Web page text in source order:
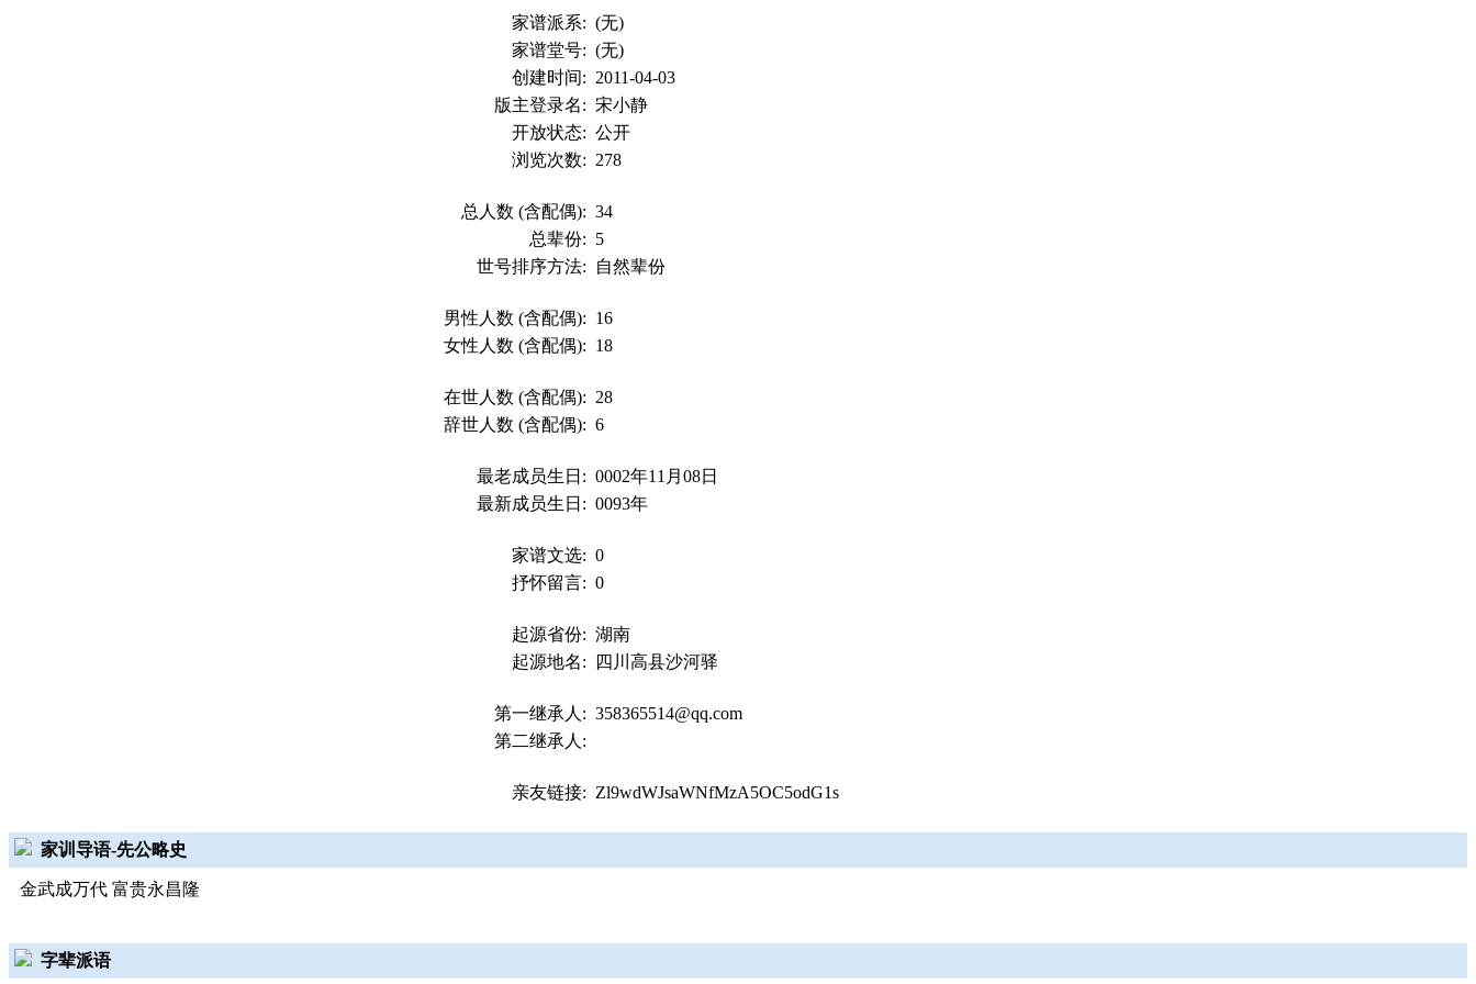
家谱派系: (无)
家谱堂号: (无)
创建时间: 2011-04-03
版主登录名: 宋小静
开放状态: 公开
浏览次数: 278
总人数 (含配偶): 34
总辈份: 5
世号排序方法:
自然辈份
男性人数 (含配偶): 16
女性人数 (含配偶): 18
在世人数 (含配偶): 28
辞世人数 (含配偶): 6
最老成员生日: 0002年11月08日
最新成员生日: 0093年
家谱文选: 0
抒怀留言: 0
起源省份: 湖南
起源地名:
四川高县沙河驿
第一继承人: 358365514@qq.com
第二继承人:
亲友链接: Zl9wdWJsaWNfMzA5OC5odG1s
家训导语-先公略史
金武成万代 富贵永昌隆
字辈派语